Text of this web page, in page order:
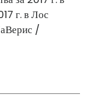
г. в Лос
/